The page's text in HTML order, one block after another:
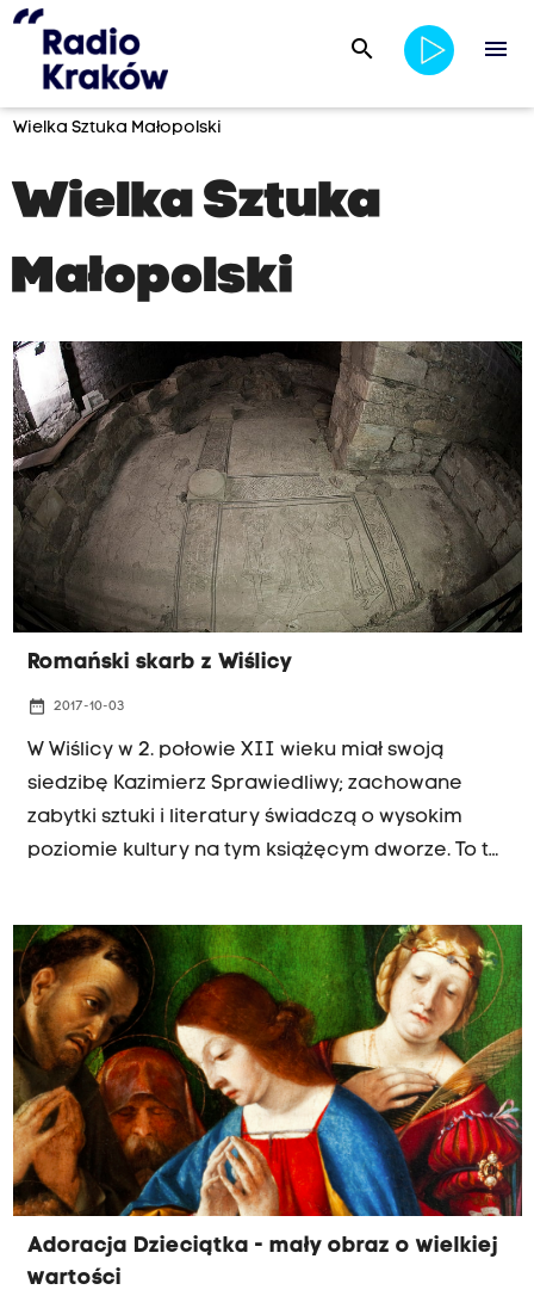
search menu
Wielka Sztuka Małopolski
Wielka Sztuka
Małopolski
Romański skarb z Wiślicy
date_range 2017-10-03
W Wiślicy w 2. połowie XII wieku miał swoją
siedzibę Kazimierz Sprawiedliwy; zachowane
zabytki sztuki i literatury świadczą o wysokim
poziomie kultury na tym książęcym dworze. To tu
opowieść o Walgierzu Wdałym, Helgundzie i
Wisławie Pięknym - niewykluczone, że rozkwit
kulturalny dwór w Wiślicy zawdzięczał księżnej,
czyli Helenie Znojemskiej. Jakie postacie
przedstawione zostały na romańskiej Płycie
Wiślickiej? Jakie krwawe i erotyczne wątki
zawiera dwunastowieczna opowieść o Walgierzu
z Tyńca i Wisławie z Wiślicy? Magdalena Łanuszka
zaprasza do wysłuchania kolejnej opowieści w
ramach programu "Wielka Sztuka Małopolski" - w
piątek, o godz. 18:05. Zapraszamy!
Adoracja Dzieciątka - mały obraz o wielkiej
wartości